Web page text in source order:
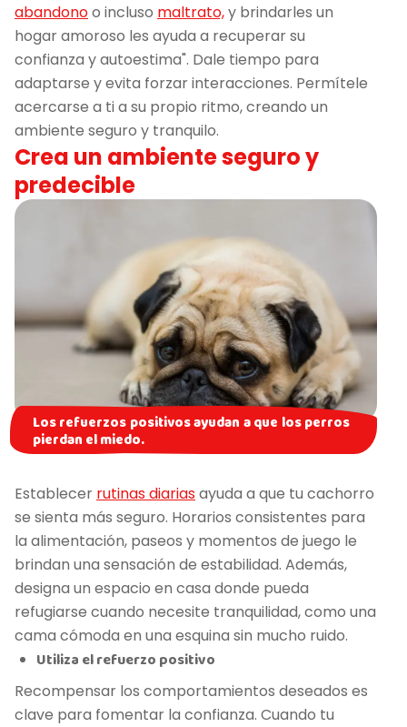
abandonoo incluso maltrato,y brindarles un
hogar amoroso les ayuda a recuperar su
confianza y autoestima". Dale tiempo para
adaptarse y evita forzar interacciones. Permítele
acercarse a ti a su propio ritmo, creando un
ambiente seguro y tranquilo.
Crea un ambiente seguro y
predecible
Los refuerzos positivos ayudan a que los perros
pierdan el miedo.
Establecer rutinas diariasayuda a que tu cachorro
se sienta más seguro. Horarios consistentes para
la alimentación, paseos y momentos de juego le
brindan una sensación de estabilidad. Además,
designa un espacio en casa donde pueda
refugiarse cuando necesite tranquilidad, como una
cama cómoda en una esquina sin mucho ruido.
Utiliza el refuerzo positivo
Recompensar los comportamientos deseados es
clave para fomentar la confianza. Cuando tu